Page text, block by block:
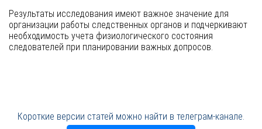
Результаты исследования имеют важное значение для
организации работы следственных органов и подчеркивают
необходимость учета физиологического состояния
следователей при планировании важных допросов.
Короткие версии статей можно найти в телеграм-канале.